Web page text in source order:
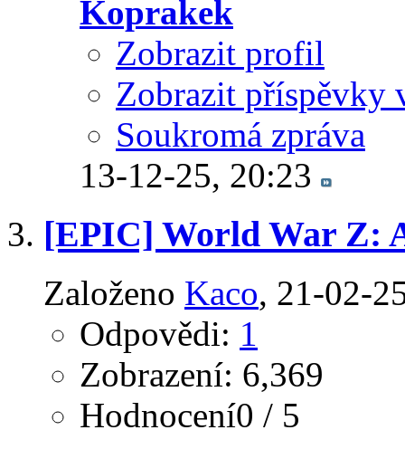
Koprakek
Zobrazit profil
Zobrazit příspěvky
Soukromá zpráva
13-12-25, 20:23
[EPIC] World War Z:
Založeno Kaco‎, 21-02-
Odpovědi: 1
Zobrazení: 6,369
Hodnocení0 / 5